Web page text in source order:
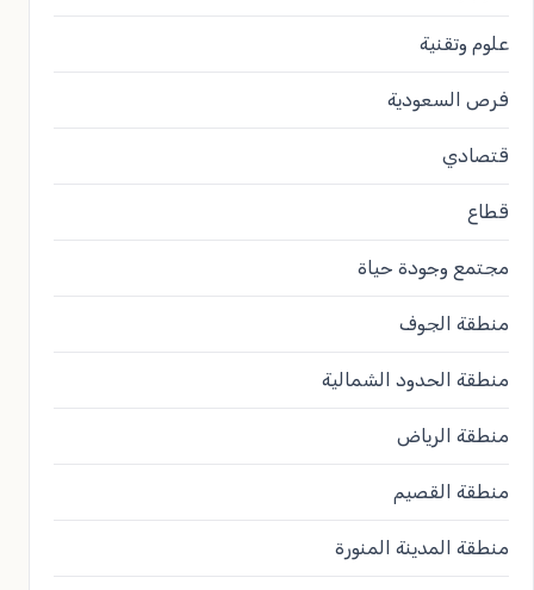
علوم وتقنية
فرص السعودية
قتصادي
قطاع
مجتمع وجودة حياة
منطقة الجوف
منطقة الحدود الشمالية
منطقة الرياض
منطقة القصيم
منطقة المدينة المنورة